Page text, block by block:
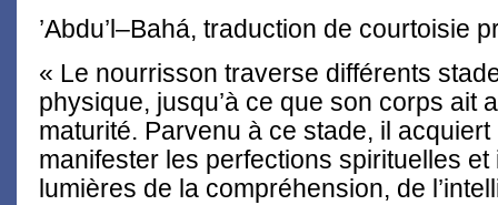
’Abdu’l–Bahá, traduction de courtoisie
« Le nourrisson traverse différents
physique, jusqu’à ce que son corps ait
maturité. Parvenu à ce stade, il
manifester les perfections spirituelles
lumières de la compréhension, de